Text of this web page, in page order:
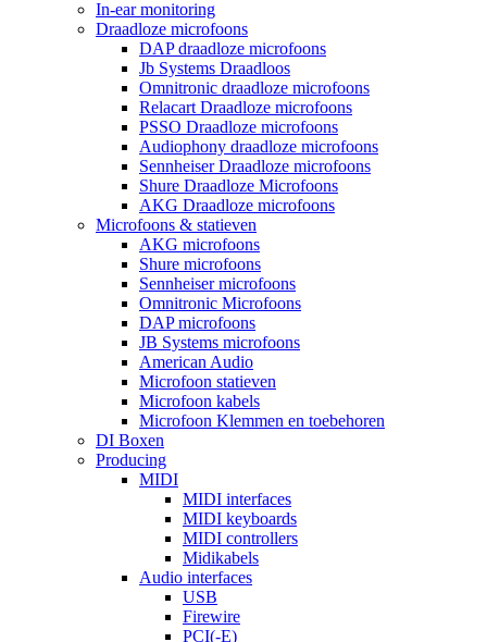
In-ear monitoring
Draadloze microfoons
DAP draadloze microfoons
Jb Systems Draadloos
Omnitronic draadloze microfoons
Relacart Draadloze microfoons
PSSO Draadloze microfoons
Audiophony draadloze microfoons
Sennheiser Draadloze microfoons
Shure Draadloze Microfoons
AKG Draadloze microfoons
Microfoons & statieven
AKG microfoons
Shure microfoons
Sennheiser microfoons
Omnitronic Microfoons
DAP microfoons
JB Systems microfoons
American Audio
Microfoon statieven
Microfoon kabels
Microfoon Klemmen en toebehoren
DI Boxen
Producing
MIDI
MIDI interfaces
MIDI keyboards
MIDI controllers
Midikabels
Audio interfaces
USB
Firewire
PCI(-E)